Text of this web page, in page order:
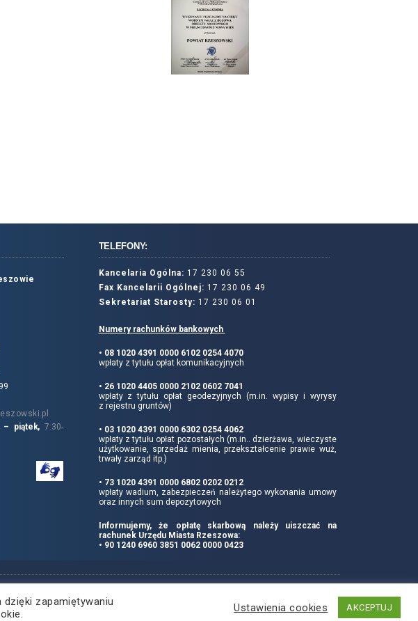
– piątek,7:30-
TELEFONY:
Kancelaria Ogólna: 17 230 06 55
Fax Kancelarii Ogólnej: 17 230 06 49
Sekretariat Starosty: 17 230 06 01
Numery rachunków bankowych
• 08 1020 4391 0000 6102 0254 4070
wpłaty z tytułu opłat komunikacyjnych
• 26 1020 4405 0000 2102 0602 7041
wpłaty z tytułu opłat geodezyjnych (m.in. wypisy i wyrysy
z rejestru gruntów)
• 03 1020 4391 0000 6302 0254 4062
wpłaty z tytułu opłat pozostałych (m.in.. dzierżawa, wieczyste
użytkowanie, sprzedaż mienia, przekształcenie prawie wuż,
trwały zarząd itp.)
• 73 1020 4391 0000 6802 0202 0212
wpłaty wadium, zabezpieczeń należytego wykonania umowy
oraz innych sum depozytowych
Informujemy, że opłatę skarbową należy uiszczać na
rachunek Urzędu Miasta Rzeszowa:
• 90 1240 6960 3851 0062 0000 0423
ZETO-RZESZÓW Sp. z o.o.
zapamiętywaniu
Ustawienia cookies AKCEPTUJ